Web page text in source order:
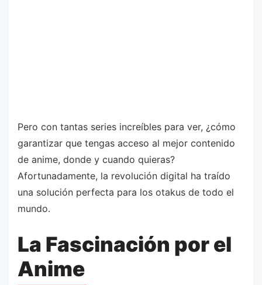
Pero con tantas series increíbles para ver, ¿cómo
garantizar que tengas acceso al mejor contenido
de anime, donde y cuando quieras?
Afortunadamente, la revolución digital ha traído
una solución perfecta para los otakus de todo el
mundo.
La Fascinación por el
Anime